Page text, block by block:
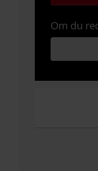
Om du